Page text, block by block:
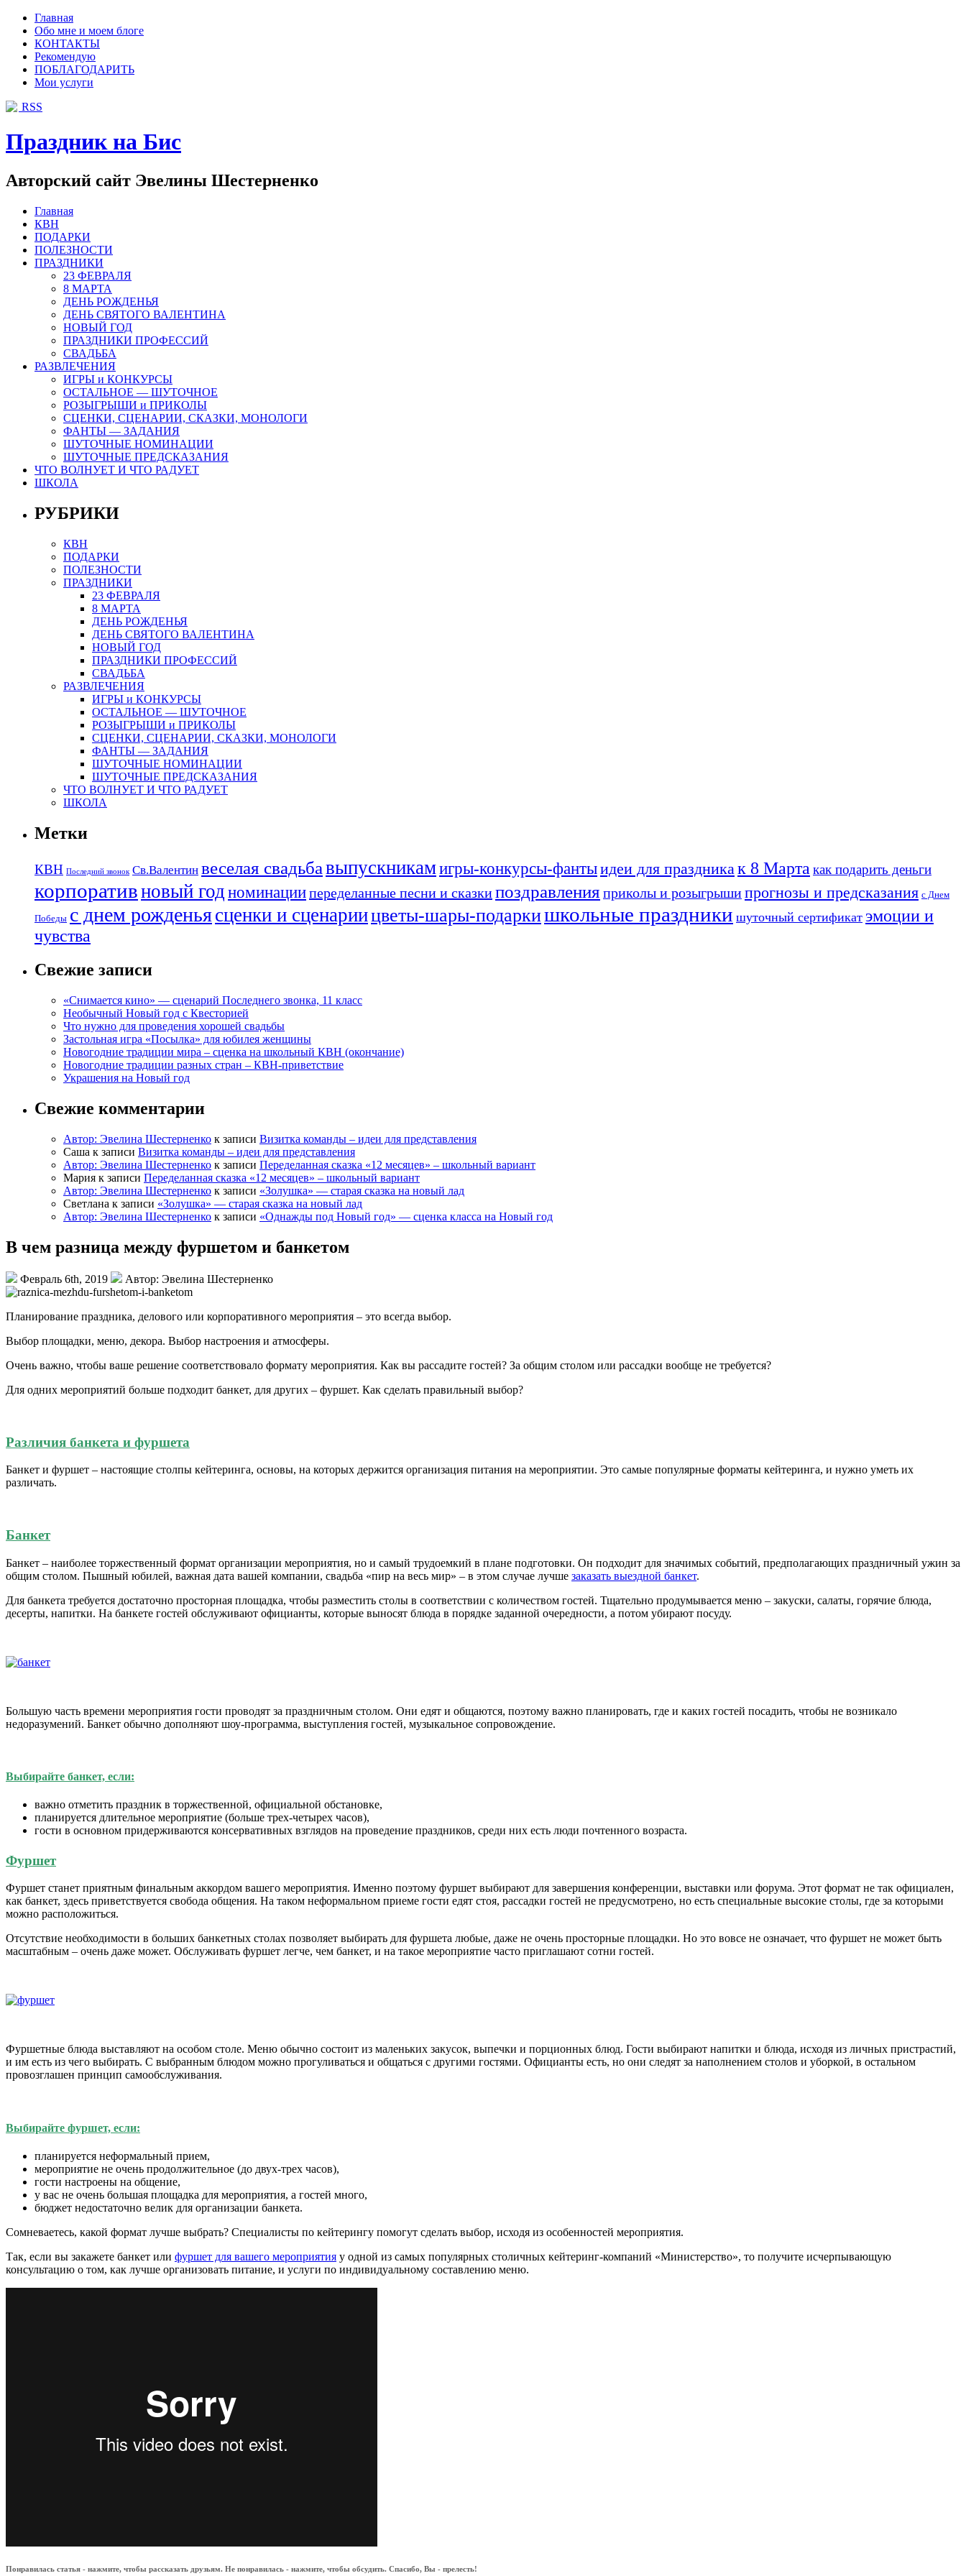
Главная
Обо мне и моем блоге
КОНТАКТЫ
Рекомендую
ПОБЛАГОДАРИТЬ
Мои услуги
RSS
Праздник на Бис
Авторский сайт Эвелины Шестерненко
Главная
КВН
ПОДАРКИ
ПОЛЕЗНОСТИ
ПРАЗДНИКИ
23 ФЕВРАЛЯ
8 МАРТА
ДЕНЬ РОЖДЕНЬЯ
ДЕНЬ СВЯТОГО ВАЛЕНТИНА
НОВЫЙ ГОД
ПРАЗДНИКИ ПРОФЕССИЙ
СВАДЬБА
РАЗВЛЕЧЕНИЯ
ИГРЫ и КОНКУРСЫ
ОСТАЛЬНОЕ — ШУТОЧНОЕ
РОЗЫГРЫШИ и ПРИКОЛЫ
СЦЕНКИ, СЦЕНАРИИ, СКАЗКИ, МОНОЛОГИ
ФАНТЫ — ЗАДАНИЯ
ШУТОЧНЫЕ НОМИНАЦИИ
ШУТОЧНЫЕ ПРЕДСКАЗАНИЯ
ЧТО ВОЛНУЕТ И ЧТО РАДУЕТ
ШКОЛА
РУБРИКИ
КВН
ПОДАРКИ
ПОЛЕЗНОСТИ
ПРАЗДНИКИ
23 ФЕВРАЛЯ
8 МАРТА
ДЕНЬ РОЖДЕНЬЯ
ДЕНЬ СВЯТОГО ВАЛЕНТИНА
НОВЫЙ ГОД
ПРАЗДНИКИ ПРОФЕССИЙ
СВАДЬБА
РАЗВЛЕЧЕНИЯ
ИГРЫ и КОНКУРСЫ
ОСТАЛЬНОЕ — ШУТОЧНОЕ
РОЗЫГРЫШИ и ПРИКОЛЫ
СЦЕНКИ, СЦЕНАРИИ, СКАЗКИ, МОНОЛОГИ
ФАНТЫ — ЗАДАНИЯ
ШУТОЧНЫЕ НОМИНАЦИИ
ШУТОЧНЫЕ ПРЕДСКАЗАНИЯ
ЧТО ВОЛНУЕТ И ЧТО РАДУЕТ
ШКОЛА
Метки
КВН Последний звонок Св.Валентин веселая свадьбавыпускникамигры-конкурсы-фантыидеи для праздникак 8 Мартакак подарить деньги
корпоративновый годноминациипеределанные песни и сказкипоздравления приколы и розыгрышипрогнозы и предсказания с Днем
Победы с днем рожденьясценки и сценариицветы-шары-подаркишкольные праздники шуточный сертификат эмоции и
чувства
Свежие записи
«Снимается кино» — сценарий Последнего звонка, 11 класс
Необычный Новый год с Квесторией
Что нужно для проведения хорошей свадьбы
Застольная игра «Посылка» для юбилея женщины
Новогодние традиции мира – сценка на школьный КВН (окончание)
Новогодние традиции разных стран – КВН-приветствие
Украшения на Новый год
Свежие комментарии
Автор: Эвелина Шестерненко к записи Визитка команды – идеи для представления
Саша к записи Визитка команды – идеи для представления
Автор: Эвелина Шестерненко к записи Переделанная сказка «12 месяцев» – школьный вариант
Мария к записи Переделанная сказка «12 месяцев» – школьный вариант
Автор: Эвелина Шестерненко к записи «Золушка» — старая сказка на новый лад
Светлана к записи «Золушка» — старая сказка на новый лад
Автор: Эвелина Шестерненко к записи «Однажды под Новый год» — сценка класса на Новый год
В чем разница между фуршетом и банкетом
Февраль 6th, 2019 Автор: Эвелина Шестерненко
Планирование праздника, делового или корпоративного мероприятия – это всегда выбор.
Выбор площадки, меню, декора. Выбор настроения и атмосферы.
Очень важно, чтобы ваше решение соответствовало формату мероприятия. Как вы рассадите гостей? За общим столом или рассадки вообще не требуется?
Для одних мероприятий больше подходит банкет, для других – фуршет. Как сделать правильный выбор?
Различия банкета и фуршета
Банкет и фуршет – настоящие столпы кейтеринга, основы, на которых держится организация питания на мероприятии. Это самые популярные форматы кейтеринга, и нужно уметь их
различать.
Банкет
Банкет – наиболее торжественный формат организации мероприятия, но и самый трудоемкий в плане подготовки. Он подходит для значимых событий, предполагающих праздничный ужин за
общим столом. Пышный юбилей, важная дата вашей компании, свадьба «пир на весь мир» – в этом случае лучше заказать выездной банкет.
Для банкета требуется достаточно просторная площадка, чтобы разместить столы в соответствии с количеством гостей. Тщательно продумывается меню – закуски, салаты, горячие блюда,
десерты, напитки. На банкете гостей обслуживают официанты, которые выносят блюда в порядке заданной очередности, а потом убирают посуду.
Большую часть времени мероприятия гости проводят за праздничным столом. Они едят и общаются, поэтому важно планировать, где и каких гостей посадить, чтобы не возникало
недоразумений. Банкет обычно дополняют шоу-программа, выступления гостей, музыкальное сопровождение.
Выбирайте банкет, если:
важно отметить праздник в торжественной, официальной обстановке,
планируется длительное мероприятие (больше трех-четырех часов),
гости в основном придерживаются консервативных взглядов на проведение праздников, среди них есть люди почтенного возраста.
Фуршет
Фуршет станет приятным финальным аккордом вашего мероприятия. Именно поэтому фуршет выбирают для завершения конференции, выставки или форума. Этот формат не так официален,
как банкет, здесь приветствуется свобода общения. На таком неформальном приеме гости едят стоя, рассадки гостей не предусмотрено, но есть специальные высокие столы, где за которыми
можно расположиться.
Отсутствие необходимости в больших банкетных столах позволяет выбирать для фуршета любые, даже не очень просторные площадки. Но это вовсе не означает, что фуршет не может быть
масштабным – очень даже может. Обслуживать фуршет легче, чем банкет, и на такое мероприятие часто приглашают сотни гостей.
Фуршетные блюда выставляют на особом столе. Меню обычно состоит из маленьких закусок, выпечки и порционных блюд. Гости выбирают напитки и блюда, исходя из личных пристрастий,
и им есть из чего выбирать. С выбранным блюдом можно прогуливаться и общаться с другими гостями. Официанты есть, но они следят за наполнением столов и уборкой, в остальном
провозглашен принцип самообслуживания.
Выбирайте фуршет, если:
планируется неформальный прием,
мероприятие не очень продолжительное (до двух-трех часов),
гости настроены на общение,
у вас не очень большая площадка для мероприятия, а гостей много,
бюджет недостаточно велик для организации банкета.
Сомневаетесь, какой формат лучше выбрать? Специалисты по кейтерингу помогут сделать выбор, исходя из особенностей мероприятия.
Так, если вы закажете банкет или фуршет для вашего мероприятия у одной из самых популярных столичных кейтеринг-компаний «Министерство», то получите исчерпывающую
консультацию о том, как лучше организовать питание, и услуги по индивидуальному составлению меню.
Понравилась статья - нажмите, чтобы рассказать друзьям. Не понравилась - нажмите, чтобы обсудить. Спасибо, Вы - прелесть!